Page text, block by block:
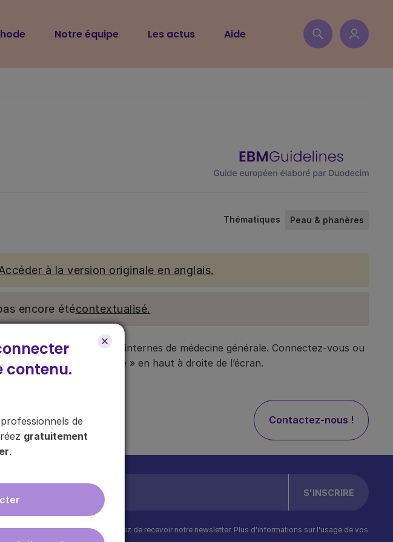
Notre équipe Les actus Aide
contenu.
de
gratuitement
.
Thématiques Peau & phanères
à la version originale en anglais.
encore étécontextualisé.
généralistes et internes de médecine générale. Connectez-vous ou
Se connecter/s’inscrire » en haut à droite de l’écran.
Contactez-nous !
sur "s'inscrire", vous acceptez de recevoir notre newsletter. Plus d'informations sur l'usage de vos
ici .